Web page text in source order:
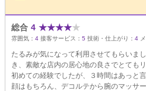
総合 4 ★★★★★
雰囲気： 4 接客サービス： 5 技術・仕上がり： 4
たるみが気になって利用させてもらいま
き、素敵な店内の居心地の良さでとても
初めての経験でしたが、３時間はあっと言
顔はもちろん、デコルテから腕のマッサ